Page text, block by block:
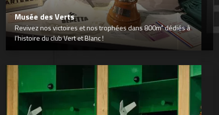
Musée des Verts
Revivez nos victoires et nos trophées dans 800m² dédiés à
l’histoire du club Vert et Blanc !